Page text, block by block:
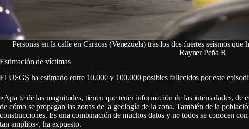
Personas en la calle en Caracas (Venezuela) tras los dos fuertes seísmos
Rayner Peña R
Estimación de víctimas
El USGS ha estimado entre 10.000 y 100.000 posibles fallecidos por este
«Aparte de las magnitudes, tienen que tener información de las intensidades, de
de cómo se propagan las zonas de la geología de la zona. También de la
construcciones. Es una combinación de muchos datos y no todos se conocen
tan amplios», ha expuesto.